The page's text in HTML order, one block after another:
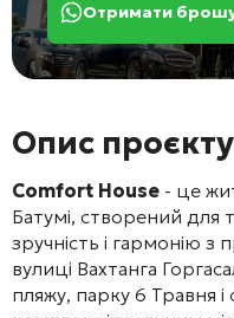
Отримати
Опис
Comfort House - це
Батумі, створений для
зручність і гармонію
вулиці Вахтанга
пляжу, парку 6 Травня